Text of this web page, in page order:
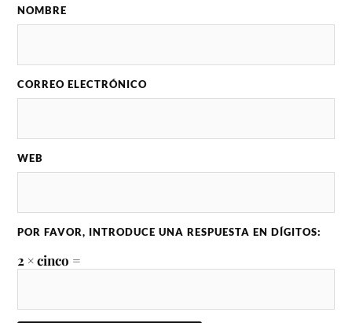
NOMBRE
CORREO ELECTRÓNICO
WEB
POR FAVOR, INTRODUCE UNA RESPUESTA EN DÍGITOS:
2 × cinco =